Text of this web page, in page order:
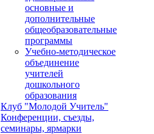
основные и
дополнительные
общеобразовательные
программы
Учебно-методическое
объединение
учителей
дошкольного
образования
Клуб "Молодой Учитель"
Конференции, съезды,
семинары, ярмарки